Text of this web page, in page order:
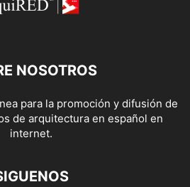
NOSOTROS
para la promoción y difusión de
de arquitectura en español en
internet.